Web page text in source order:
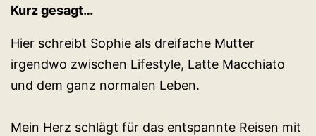
Kurz gesagt…
Hier schreibt Sophie als dreifache Mutter
irgendwo zwischen Lifestyle, Latte Macchiato
und dem ganz normalen Leben.
Mein Herz schlägt für das entspannte Reisen mit